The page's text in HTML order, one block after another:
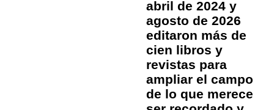
abril de 2024 y
agosto de 2026
editaron más de
cien libros y
revistas para
ampliar el campo
de lo que merece